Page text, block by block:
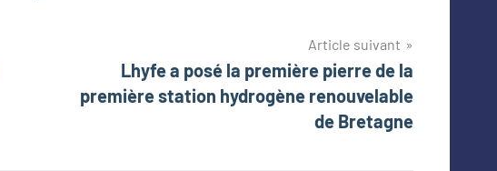
Article suivant
Lhyfe a posé la première pierre de la
première station hydrogène renouvelable
de Bretagne